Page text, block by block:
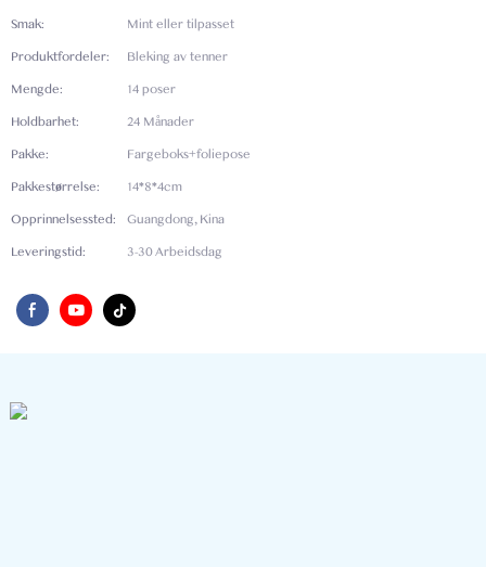
Smak: Mint eller tilpasset
Produktfordeler: Bleking av tenner
Mengde: 14 poser
Holdbarhet: 24 Månader
Pakke: Fargeboks+foliepose
Pakkestørrelse: 14*8*4cm
Opprinnelsessted: Guangdong, Kina
Leveringstid: 3-30 Arbeidsdag